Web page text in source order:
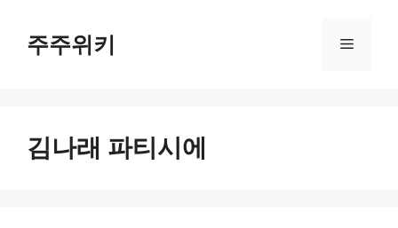
주주위키 메
김나래 파티시에